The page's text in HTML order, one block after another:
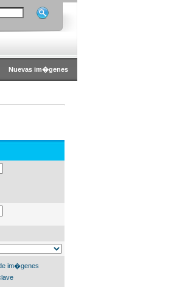
Nuevas im�genes
im�genes